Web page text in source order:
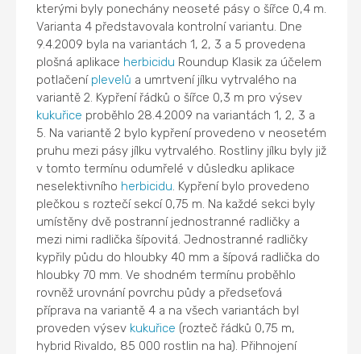
kterými byly ponechány neoseté pásy o šířce 0,4 m.
Varianta 4 představovala kontrolní variantu. Dne
9.4.2009 byla na variantách 1, 2, 3 a 5 provedena
plošná aplikace herbicidu Roundup Klasik za účelem
potlačení plevelů a umrtvení jílku vytrvalého na
variantě 2. Kypření řádků o šířce 0,3 m pro výsev
kukuřice proběhlo 28.4.2009 na variantách 1, 2, 3 a
5. Na variantě 2 bylo kypření provedeno v neosetém
pruhu mezi pásy jílku vytrvalého. Rostliny jílku byly již
v tomto termínu odumřelé v důsledku aplikace
neselektivního herbicidu. Kypření bylo provedeno
plečkou s roztečí sekcí 0,75 m. Na každé sekci byly
umístěny dvě postranní jednostranné radličky a
mezi nimi radlička šípovitá. Jednostranné radličky
kypřily půdu do hloubky 40 mm a šípová radlička do
hloubky 70 mm. Ve shodném termínu proběhlo
rovněž urovnání povrchu půdy a předseťová
příprava na variantě 4 a na všech variantách byl
proveden výsev kukuřice (rozteč řádků 0,75 m,
hybrid Rivaldo, 85 000 rostlin na ha). Přihnojení